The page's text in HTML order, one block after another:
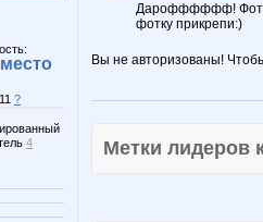
?
4
Дарофффффф!
фотку прикрепи:)
Вы не авторизованы!
Метки